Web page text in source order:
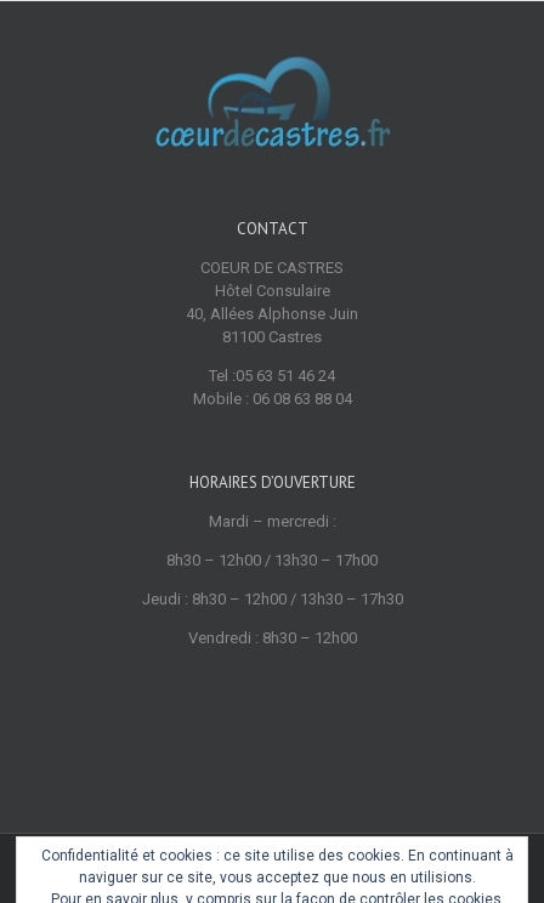
CONTACT
COEUR DE CASTRES
Hôtel Consulaire
40, Allées Alphonse Juin
81100 Castres
Tel :05 63 51 46 24
Mobile : 06 08 63 88 04
HORAIRES D’OUVERTURE
Mardi – mercredi :
8h30 – 12h00 / 13h30 – 17h00
Jeudi : 8h30 – 12h00 / 13h30 – 17h30
Vendredi : 8h30 – 12h00
Mentions légales
Confidentialité et cookies : ce site utilise des cookies. En continuant à
naviguer sur ce site, vous acceptez que nous en utilisions.
Pour en savoir plus, y compris sur la façon de contrôler les cookies,